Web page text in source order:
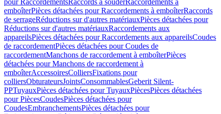
pour RaccordementsRaccords à souderRaccordements à
emboîterPièces détachées pour Raccordements à emboîterRaccords
de serrageRéductions sur d'autres matériauxPièces détachées pour
Réductions sur d'autres matériauxRaccordements aux
appareilsPièces détachées pour Raccordements aux appareilsCoudes
de raccordementPièces détachées pour Coudes de
raccordementManchons de raccordement à emboîterPièces
détachées pour Manchons de raccordement à
emboîterAccessoiresColliersFixations pour
colliersObturateursJointsConsommablesGeberit Silent-
PPTuyauxPièces détachées pour TuyauxPiècesPièces détachées
pour PiècesCoudesPièces détachées pour
CoudesEmbranchementsPièces détachées pour